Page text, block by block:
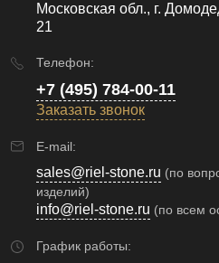
Московская обл., г.
21
Телефон:
+7 (495) 784-00-11
Заказать звонок
E-mail:
sales@riel-stone.ru (по
изделий)
info@riel-stone.ru (по всем
График работы: